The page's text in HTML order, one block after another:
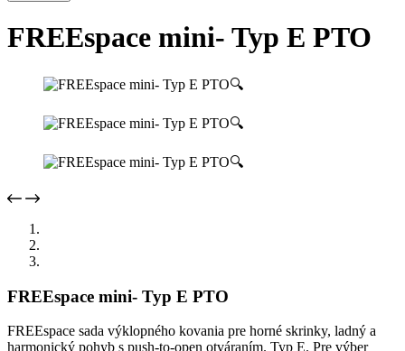
FREEspace mini- Typ E PTO
🔍
🔍
🔍
FREEspace mini- Typ E PTO
FREEspace sada výklopného kovania pre horné skrinky, ladný a
harmonický pohyb s push-to-open otváraním. Typ E. Pre výber